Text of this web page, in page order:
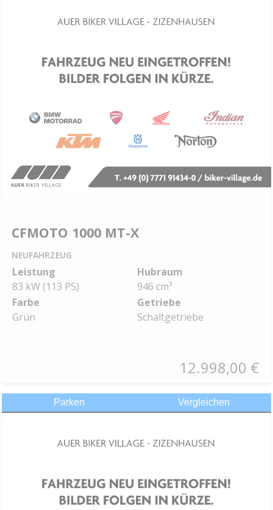
CFMOTO 1000 MT-X
NEUFAHRZEUG
Leistung
83 kW (113 PS)
Hubraum
946 cm³
Farbe
Grün
Getriebe
Schaltgetriebe
12.998,00 €
Parken Vergleichen